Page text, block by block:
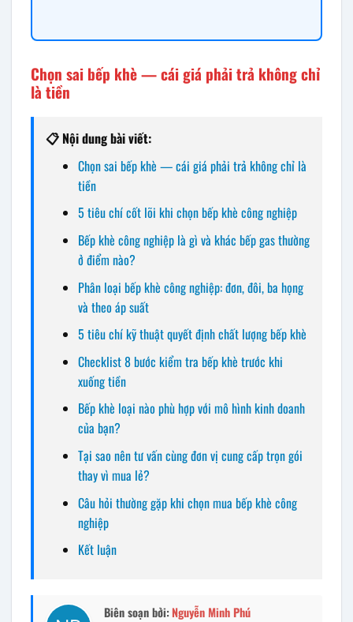
Chọn sai bếp khè — cái giá phải trả không chỉ
là tiền
📋 Nội dung bài viết:
Chọn sai bếp khè — cái giá phải trả không chỉ là
tiền
5 tiêu chí cốt lõi khi chọn bếp khè công nghiệp
Bếp khè công nghiệp là gì và khác bếp gas thường
ở điểm nào?
Phân loại bếp khè công nghiệp: đơn, đôi, ba họng
và theo áp suất
5 tiêu chí kỹ thuật quyết định chất lượng bếp khè
Checklist 8 bước kiểm tra bếp khè trước khi
xuống tiền
Bếp khè loại nào phù hợp với mô hình kinh doanh
của bạn?
Tại sao nên tư vấn cùng đơn vị cung cấp trọn gói
thay vì mua lẻ?
Câu hỏi thường gặp khi chọn mua bếp khè công
nghiệp
Kết luận
Biên soạn bởi:Nguyễn Minh Phú